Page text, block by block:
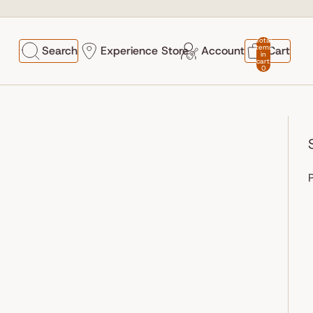
Search Experience Store Account
Total
items
in
cart:
0
Cart